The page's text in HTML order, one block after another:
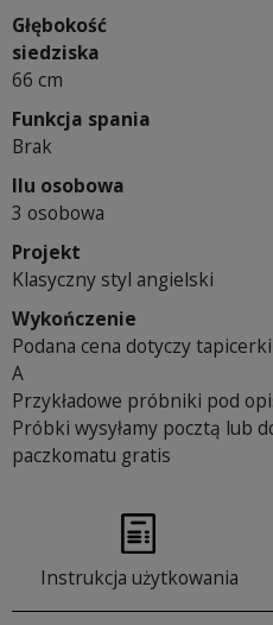
Głębokość
siedziska
66 cm
Funkcja spania
Brak
Ilu osobowa
3 osobowa
Projekt
Klasyczny styl angielski
Wykończenie
Podana cena dotyczy
A
Przykładowe próbniki pod
Próbki wysyłamy pocztą lub
paczkomatu gratis
Instrukcja użytkowania